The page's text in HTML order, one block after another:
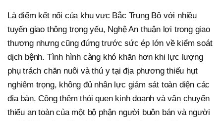
Là điểm kết nối của khu vực Bắc Trung Bộ với nhiều
tuyến giao thông trọng yếu, Nghệ An thuận lợi trong giao
thương nhưng cũng đứng trước sức ép lớn về kiểm soát
dịch bệnh. Tình hình càng khó khăn hơn khi lực lượng
phụ trách chăn nuôi và thú y tại địa phương thiếu hụt
nghiêm trọng, không đủ nhân lực giám sát toàn diện các
địa bàn. Cộng thêm thói quen kinh doanh và vận chuyển
thiếu an toàn của một bộ phận người buôn bán và người